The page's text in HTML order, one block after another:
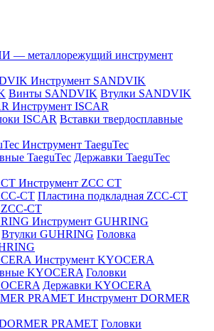
Инструмент SANDVIK
Винты SANDVIK Втулки SANDVIK
Инструмент ISCAR
ISCAR Вставки твердосплавные
Инструмент TaeguTec
TaeguTec Державки TaeguTec
Инструмент ZCС CT
CT Пластина подкладная ZCC-CT
ZCC-CT
Инструмент GUHRING
Втулки GUHRING Головка
Инструмент KYOCERA
KYOCERA Головки
Державки KYOCERA
Инструмент DORMER
PRAMET Головки